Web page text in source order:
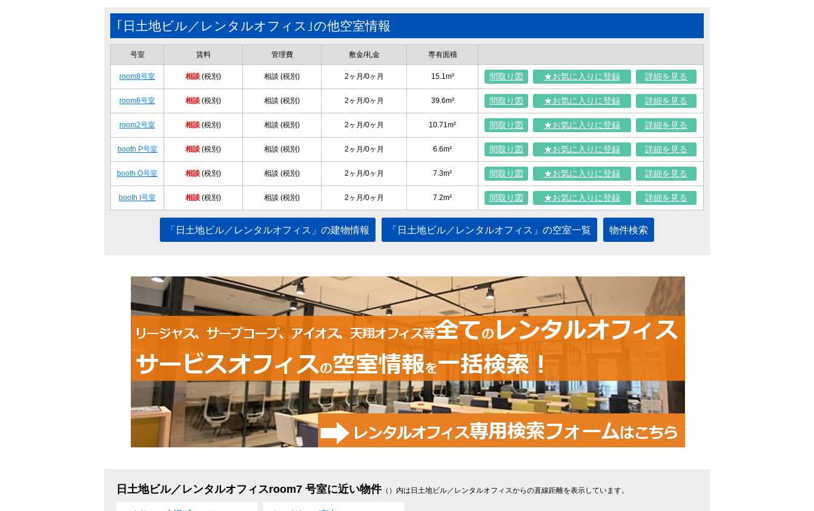
｢日土地ビル／レンタルオフィス｣の他空室情報
号室 賃料 管理費 敷金/礼金 専有面積
room8号室 相談 (税別) 相談 (税別) 2ヶ月/0ヶ月 15.1m² 間取り図 ★お気に入りに登録 詳細を見る
room6号室 相談 (税別) 相談 (税別) 2ヶ月/0ヶ月 39.6m² 間取り図 ★お気に入りに登録 詳細を見る
room2号室 相談 (税別) 相談 (税別) 2ヶ月/0ヶ月 10.71m² 間取り図 ★お気に入りに登録 詳細を見る
booth P号室 相談 (税別) 相談 (税別) 2ヶ月/0ヶ月 6.6m² 間取り図 ★お気に入りに登録 詳細を見る
booth O号室 相談 (税別) 相談 (税別) 2ヶ月/0ヶ月 7.3m² 間取り図 ★お気に入りに登録 詳細を見る
booth I号室 相談 (税別) 相談 (税別) 2ヶ月/0ヶ月 7.2m² 間取り図 ★お気に入りに登録 詳細を見る
「日土地ビル／レンタルオフィス」の建物情報 「日土地ビル／レンタルオフィス」の空室一覧 物件検索
日土地ビル／レンタルオフィスroom7 号室に近い物件（）内は日土地ビル／レンタルオフィスからの直線距離を表示しています。